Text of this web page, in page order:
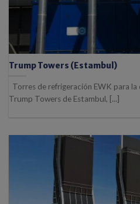
Trump Towers (Estambul)
Torres de refrigeración EWK para
Trump Towers de Estambul, [...]